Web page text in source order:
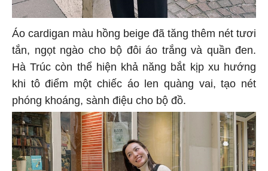
Áo cardigan màu hồng beige đã tăng thêm nét tươi
tắn, ngọt ngào cho bộ đôi áo trắng và quần đen.
Hà Trúc còn thể hiện khả năng bắt kịp xu hướng
khi tô điểm một chiếc áo len quàng vai, tạo nét
phóng khoáng, sành điệu cho bộ đồ.